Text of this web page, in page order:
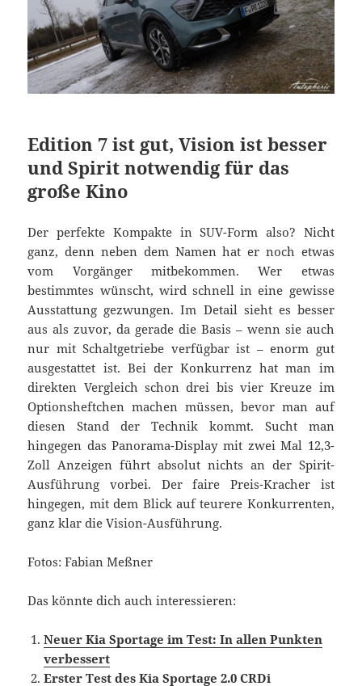
Edition 7 ist gut, Vision ist besser
und Spirit notwendig für das
große Kino
Der perfekte Kompakte in SUV-Form also? Nicht
ganz, denn neben dem Namen hat er noch etwas
vom Vorgänger mitbekommen. Wer etwas
bestimmtes wünscht, wird schnell in eine gewisse
Ausstattung gezwungen. Im Detail sieht es besser
aus als zuvor, da gerade die Basis – wenn sie auch
nur mit Schaltgetriebe verfügbar ist – enorm gut
ausgestattet ist. Bei der Konkurrenz hat man im
direkten Vergleich schon drei bis vier Kreuze im
Optionsheftchen machen müssen, bevor man auf
diesen Stand der Technik kommt. Sucht man
hingegen das Panorama-Display mit zwei Mal 12,3-
Zoll Anzeigen führt absolut nichts an der Spirit-
Ausführung vorbei. Der faire Preis-Kracher ist
hingegen, mit dem Blick auf teurere Konkurrenten,
ganz klar die Vision-Ausführung.
Fotos: Fabian Meßner
Das könnte dich auch interessieren:
Neuer Kia Sportage im Test: In allen Punkten
verbessert
Erster Test des Kia Sportage 2.0 CRDi